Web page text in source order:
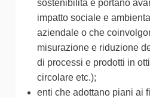
sostenibilità e portano
impatto sociale e
aziendale o che
misurazione e riduzione
di processi e prodotti in
circolare etc.);
enti che adottano piani ai